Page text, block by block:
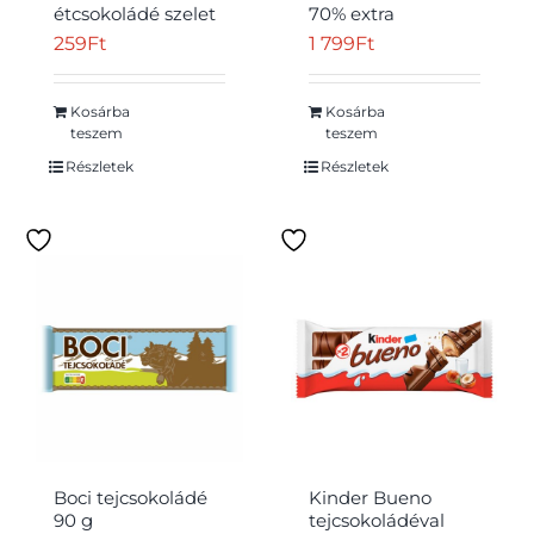
étcsokoládé szelet
csokoládé-brandy
259Ft
Kosárba
teszem
Részletek
70% extra
étcsokoládé 100 g
1 799Ft
Kosárba
teszem
Részletek
Boci tejcsokoládé
90 g
Kinder Bueno
tejcsokoládéval